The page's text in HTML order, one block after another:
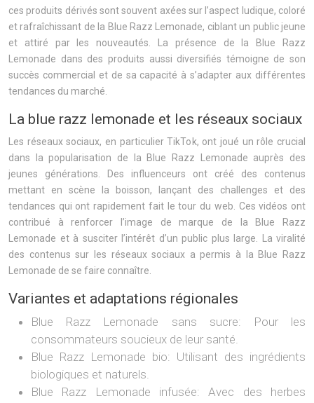
ces produits dérivés sont souvent axées sur l’aspect ludique, coloré
et rafraîchissant de la Blue Razz Lemonade, ciblant un public jeune
et attiré par les nouveautés. La présence de la Blue Razz
Lemonade dans des produits aussi diversifiés témoigne de son
succès commercial et de sa capacité à s’adapter aux différentes
tendances du marché.
La blue razz lemonade et les réseaux sociaux
Les réseaux sociaux, en particulier TikTok, ont joué un rôle crucial
dans la popularisation de la Blue Razz Lemonade auprès des
jeunes générations. Des influenceurs ont créé des contenus
mettant en scène la boisson, lançant des challenges et des
tendances qui ont rapidement fait le tour du web. Ces vidéos ont
contribué à renforcer l’image de marque de la Blue Razz
Lemonade et à susciter l’intérêt d’un public plus large. La viralité
des contenus sur les réseaux sociaux a permis à la Blue Razz
Lemonade de se faire connaître.
Variantes et adaptations régionales
Blue Razz Lemonade sans sucre: Pour les
consommateurs soucieux de leur santé.
Blue Razz Lemonade bio: Utilisant des ingrédients
biologiques et naturels.
Blue Razz Lemonade infusée: Avec des herbes